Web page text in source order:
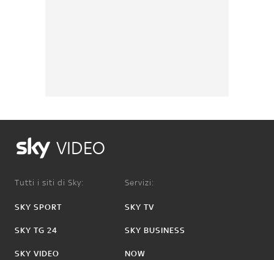
VIDEO
Tutti i siti di Sky:
SKY SPORT
SKY TG 24
SKY VIDEO
Servizi:
SKY TV
SKY BUSINESS
NOW